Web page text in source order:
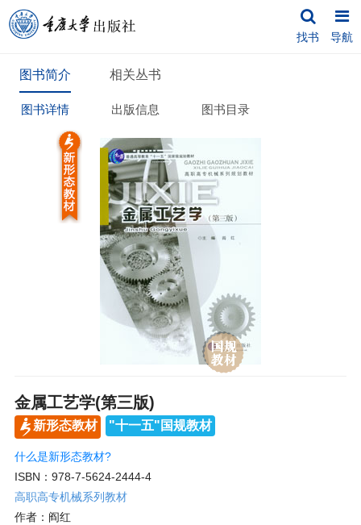
找书 导航
图书简介 相关丛书
图书详情 出版信息 图书目录
金属工艺学(第三版)
新形态教材 "十一五"国规教材
什么是新形态教材?
ISBN：978-7-5624-2444-4
高职高专机械系列教材
作者：阎红